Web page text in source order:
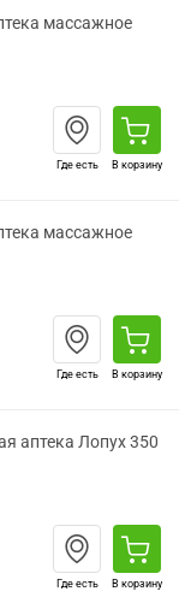
массажное
Где есть В корзину
массажное
Где есть В корзину
аптека Лопух 350
Где есть В корзину